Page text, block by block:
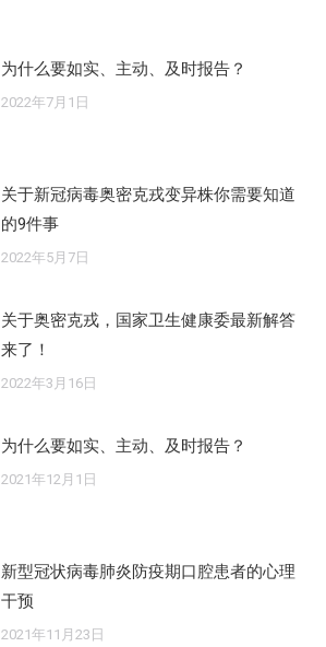
为什么要如实、主动、及时报告？
2022年7月1日
关于新冠病毒奥密克戎变异株你需要知道
的9件事
2022年5月7日
关于奥密克戎，国家卫生健康委最新解答
来了！
2022年3月16日
为什么要如实、主动、及时报告？
2021年12月1日
新型冠状病毒肺炎防疫期口腔患者的心理
干预
2021年11月23日